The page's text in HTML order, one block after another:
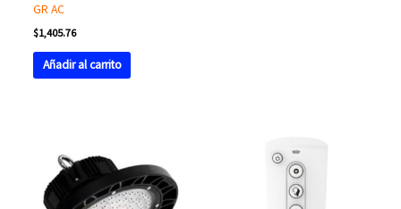
GR AC
$1,405.76
Añadir al carrito